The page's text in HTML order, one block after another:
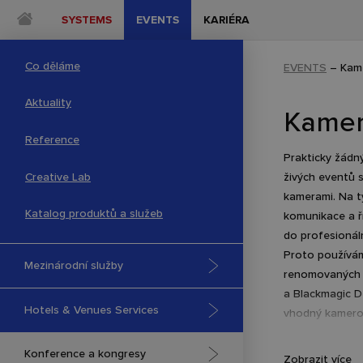
SYSTEMS EVENTS
Co děláme
Aktuality
Reference
Creative Lab
Katalog produktů a služeb
Mezinárodní služby
Hotels & Venues Services
Konference a kongresy
KARIÉRA
EVENTS –
Prakticky
živých eventů
kamerami. Na
komunikace a
do
Proto
a Blackmagic
vhodný
Zobrazit více